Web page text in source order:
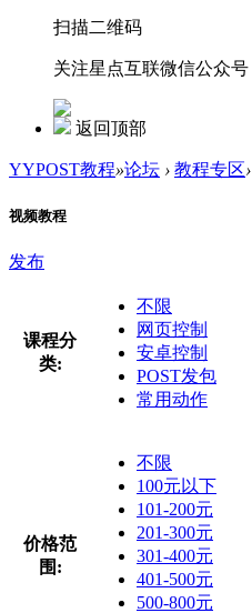
扫描二维码
关注星点互联微信公众号
返回顶部
YYPOST教程»论坛 › 教程专区›
视频教程
发布
课程分
类:
不限
网页控制
安卓控制
POST发包
常用动作
价格范
围:
不限
100元以下
101-200元
201-300元
301-400元
401-500元
500-800元